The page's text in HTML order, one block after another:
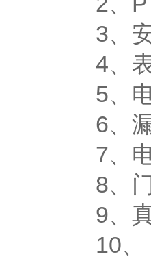
3、
4、
5、
6、
7、
8、
9、
10